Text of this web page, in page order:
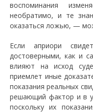
воспоминания
необратимо, и те
оказаться ложью, —
Если априори
достоверными, как и
влияют на исход
приемлет иные
показания реальных
решающий фактор и в
поскольку их